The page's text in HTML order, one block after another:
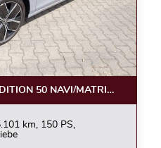
50 NAVI/MATRIX/360°/ACC
km, 150 PS,